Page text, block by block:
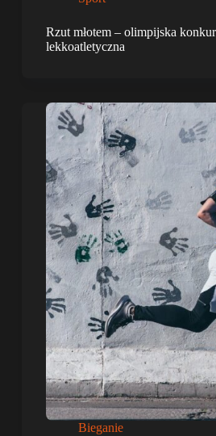
Rzut młotem – olimpijska
lekkoatletyczna
Bieganie